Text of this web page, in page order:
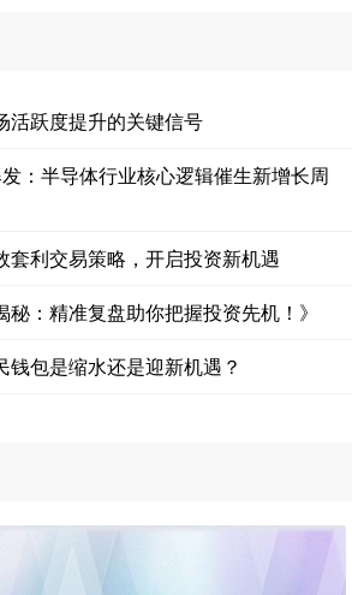
14110.12 -34.08 -0.24%
活跃度提升的关键信号
发：半导体行业核心逻辑催生新增长周
套利交易策略，开启投资新机遇
秘：精准复盘助你把握投资先机！》
钱包是缩水还是迎新机遇？